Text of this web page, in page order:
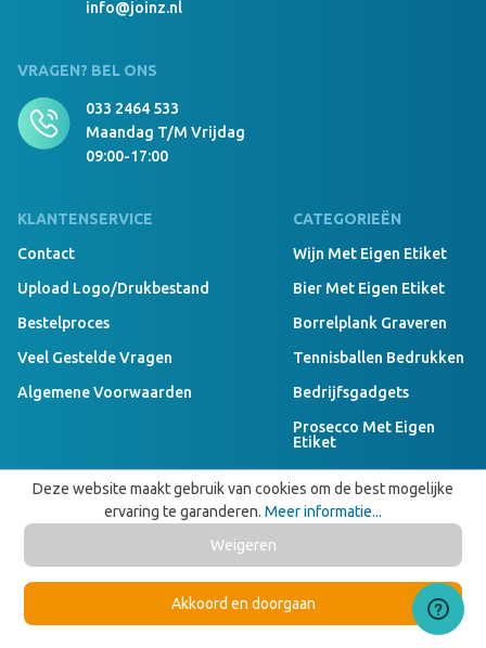
info@joinz.nl
VRAGEN? BEL ONS
033 2464 533
Maandag T/m Vrijdag
09:00-17:00
KLANTENSERVICE
Contact
Upload Logo/drukbestand
Bestelproces
Veel Gestelde Vragen
Algemene Voorwaarden
CATEGORIEËN
Wijn Met Eigen Etiket
Bier Met Eigen Etiket
Borrelplank Graveren
Tennisballen Bedrukken
Bedrijfsgadgets
Prosecco Met Eigen
Etiket
Speakers Bedrukken
Duurzame
Relatiegeschenken
VOLG ONS
Deze website maakt gebruik van cookies om de best mogelijke
ervaring te garanderen. Meer informatie...
Weigeren
Akkoord en doorgaan